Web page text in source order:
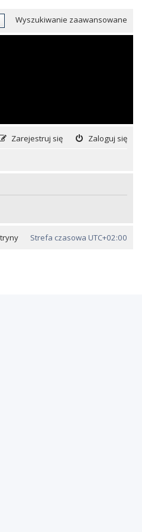
Wyszukiwanie zaawansowane
Zaloguj się
Zarejestruj się
Strefa czasowa UTC+02:00